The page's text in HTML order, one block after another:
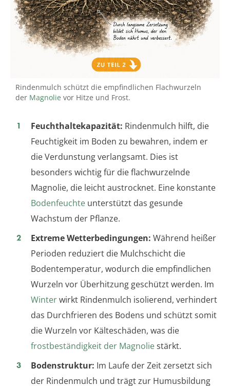
Rindenmulch schützt die empfindlichen Flachwurzeln
der Magnolie vor Hitze und Frost.
Feuchthaltekapazität: Rindenmulch hilft, die
Feuchtigkeit im Boden zu bewahren, indem er
die Verdunstung verlangsamt. Dies ist
besonders wichtig für die flachwurzelnde
Magnolie, die leicht austrocknet. Eine konstante
Bodenfeuchte unterstützt das gesunde
Wachstum der Pflanze.
Extreme Wetterbedingungen: Während heißer
Perioden reduziert die Mulchschicht die
Bodentemperatur, wodurch die empfindlichen
Wurzeln vor Überhitzung geschützt werden. Im
Winterwirkt Rindenmulch isolierend, verhindert
das Durchfrieren des Bodens und schützt somit
die Wurzeln vor Kälteschäden, was die
frostbeständigkeit der Magnoliestärkt.
Bodenstruktur: Im Laufe der Zeit zersetzt sich
der Rindenmulch und trägt zur Humusbildung